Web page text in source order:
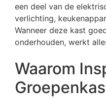
een deel van de
verlichting,
Wanneer deze kast
onderhouden, werkt
Waarom